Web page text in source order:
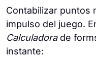
Contabilizar puntos
impulso del juego.
Calculadorade
instante: